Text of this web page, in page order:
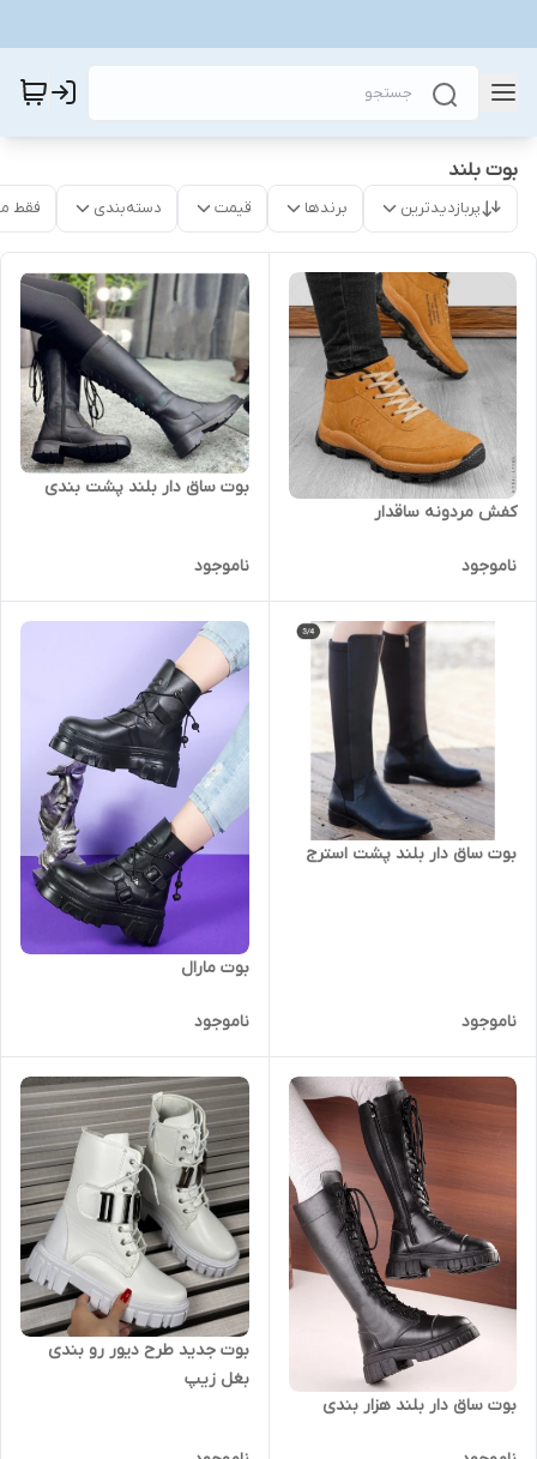
بوت بلند
پربازدیدترین برندها قیمت دسته‌بندی فقط
کفش مردونه ساقدار
ناموجود
بوت ساق دار بلند پشت بندی
ناموجود
بوت ساق دار بلند پشت استرج
ناموجود
بوت مارال
ناموجود
بوت ساق دار بلند هزار بندی
بوت جدید طرح دیور رو بندی
بغل زیپ